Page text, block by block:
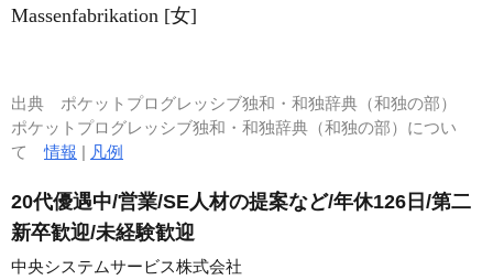
Massenfabrikation [女]
出典 ポケットプログレッシブ独和・和独辞典（和独の部）
ポケットプログレッシブ独和・和独辞典（和独の部）につい
て情報 | 凡例
20代優遇中/営業/SE人材の提案など/年休126日/第二
新卒歓迎/未経験歓迎
中央システムサービス株式会社